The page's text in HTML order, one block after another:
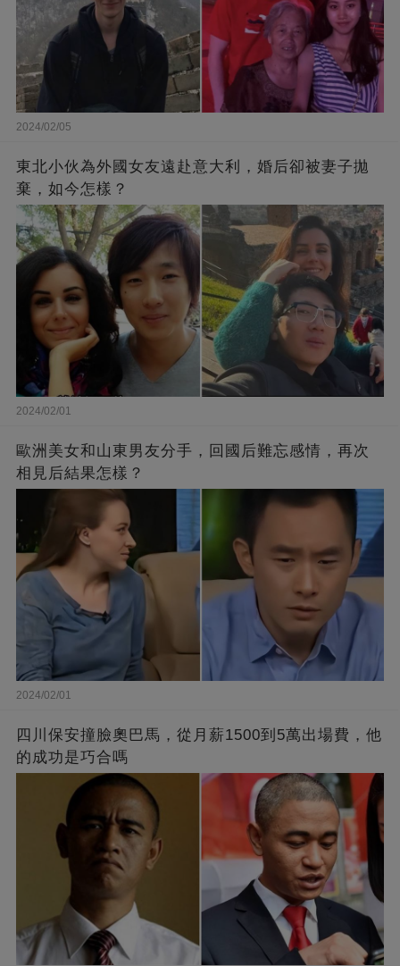
2024/02/05
東北小伙為外國女友遠赴意大利，婚后卻被妻子拋
棄，如今怎樣？
2024/02/01
歐洲美女和山東男友分手，回國后難忘感情，再次
相見后結果怎樣？
2024/02/01
四川保安撞臉奧巴馬，從月薪1500到5萬出場費，他
的成功是巧合嗎